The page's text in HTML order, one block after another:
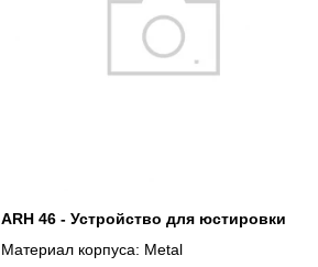
ARH 46 - Устройство для юстировки
Материал корпуса: Metal